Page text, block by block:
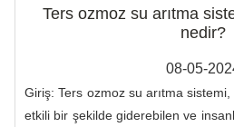
Ters ozmoz su arıtma
nedir?
08-05-
Giriş: Ters ozmoz su arıtma
etkili bir şekilde giderebilen ve